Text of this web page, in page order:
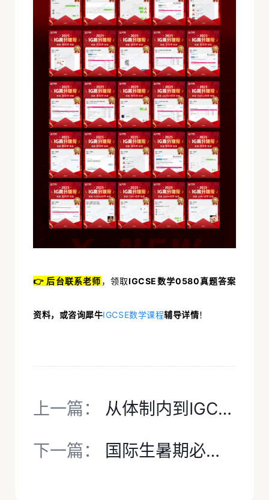
👉 后台联系老师 ，领取IGCSE数学0580真题答案
资料，或咨询犀牛IGCSE数学课程辅导详情！
上一篇： 从体制内到IGCSE课程，如何无缝衔接？犀牛IGCSE暑期先修培训班带你“换道超车”!
下一篇： 国际生暑期必备：IGCSE+雅思双向突破，顺畅衔接新学期，犀牛IGCSE课程培训集训班火热招生